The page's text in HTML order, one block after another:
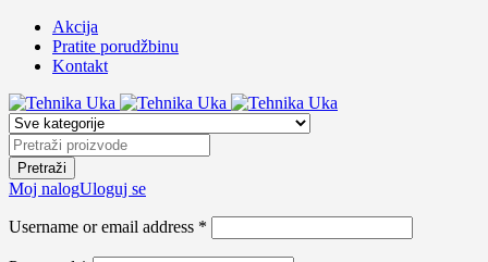
Akcija
Pratite porudžbinu
Kontakt
Moj nalogUloguj se
Username or email address *